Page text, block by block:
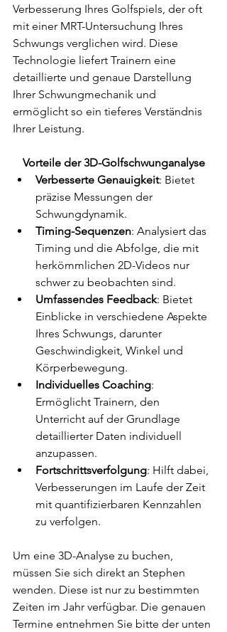
Verbesserung Ihres Golfspiels, der oft
mit einer MRT-Untersuchung Ihres
Schwungs verglichen wird. Diese
Technologie liefert Trainern eine
detaillierte und genaue Darstellung
Ihrer Schwungmechanik und
ermöglicht so ein tieferes Verständnis
Ihrer Leistung.
Vorteile der 3D-Golfschwunganalyse
Verbesserte Genauigkeit: Bietet
präzise Messungen der
Schwungdynamik.
Timing-Sequenzen: Analysiert das
Timing und die Abfolge, die mit
herkömmlichen 2D-Videos nur
schwer zu beobachten sind.
Umfassendes Feedback: Bietet
Einblicke in verschiedene Aspekte
Ihres Schwungs, darunter
Geschwindigkeit, Winkel und
Körperbewegung.
Individuelles Coaching:
Ermöglicht Trainern, den
Unterricht auf der Grundlage
detaillierter Daten individuell
anzupassen.
Fortschrittsverfolgung: Hilft dabei,
Verbesserungen im Laufe der Zeit
mit quantifizierbaren Kennzahlen
zu verfolgen.
Um eine 3D-Analyse zu buchen,
müssen Sie sich direkt an Stephen
wenden. Diese ist nur zu bestimmten
Zeiten im Jahr verfügbar. Die genauen
Termine entnehmen Sie bitte der unten